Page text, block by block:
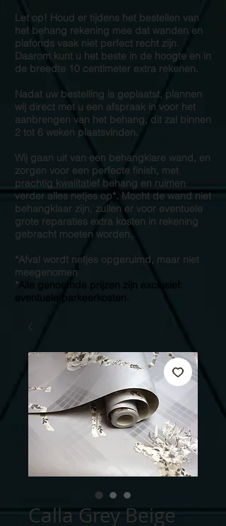
Let op! Houd er tijdens het bestellen van
het behang rekening mee dat wanden en
plafonds vaak niet perfect recht zijn.
Daarom kunt u het beste in de hoogte en in
de breedte 10 centimeter extra rekenen.
Nadat uw bestelling is geplaatst, plannen
wij direct met u een afspraak in voor het
aanbrengen van het behang, dit zal binnen
2 tot 6 weken plaatsvinden.
Wij gaan uit van een behangklare wand, en
zorgen voor een perfecte finish, met
prachtig kwalitatief behang en ruimen
verder alles netjes op*. Mocht de wand niet
behangklaar zijn, zullen er voor eventuele
grote reparaties extra kosten in rekening
gebracht moeten worden.
*Afval wordt netjes opgeruimd, maar niet
meegenomen
* Alle genoemde prijzen zijn exclusief:
eventuele parkeerkosten.
Calla Grey Beige